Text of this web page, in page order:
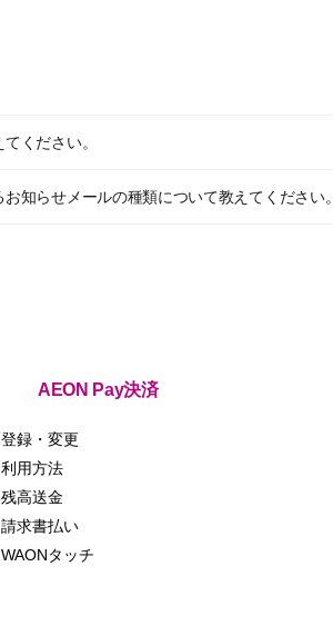
ください。
知らせメールの種類について教えてください。
AEON Pay決済
登録・変更
利用方法
残高送金
請求書払い
WAONタッチ